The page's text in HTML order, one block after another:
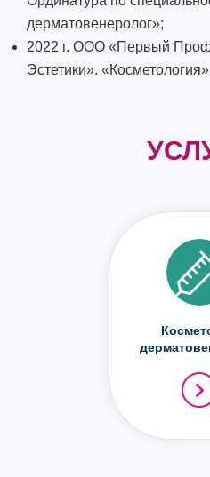
дерматовенеролог»;
2022 г. ООО «Первый
Эстетики».